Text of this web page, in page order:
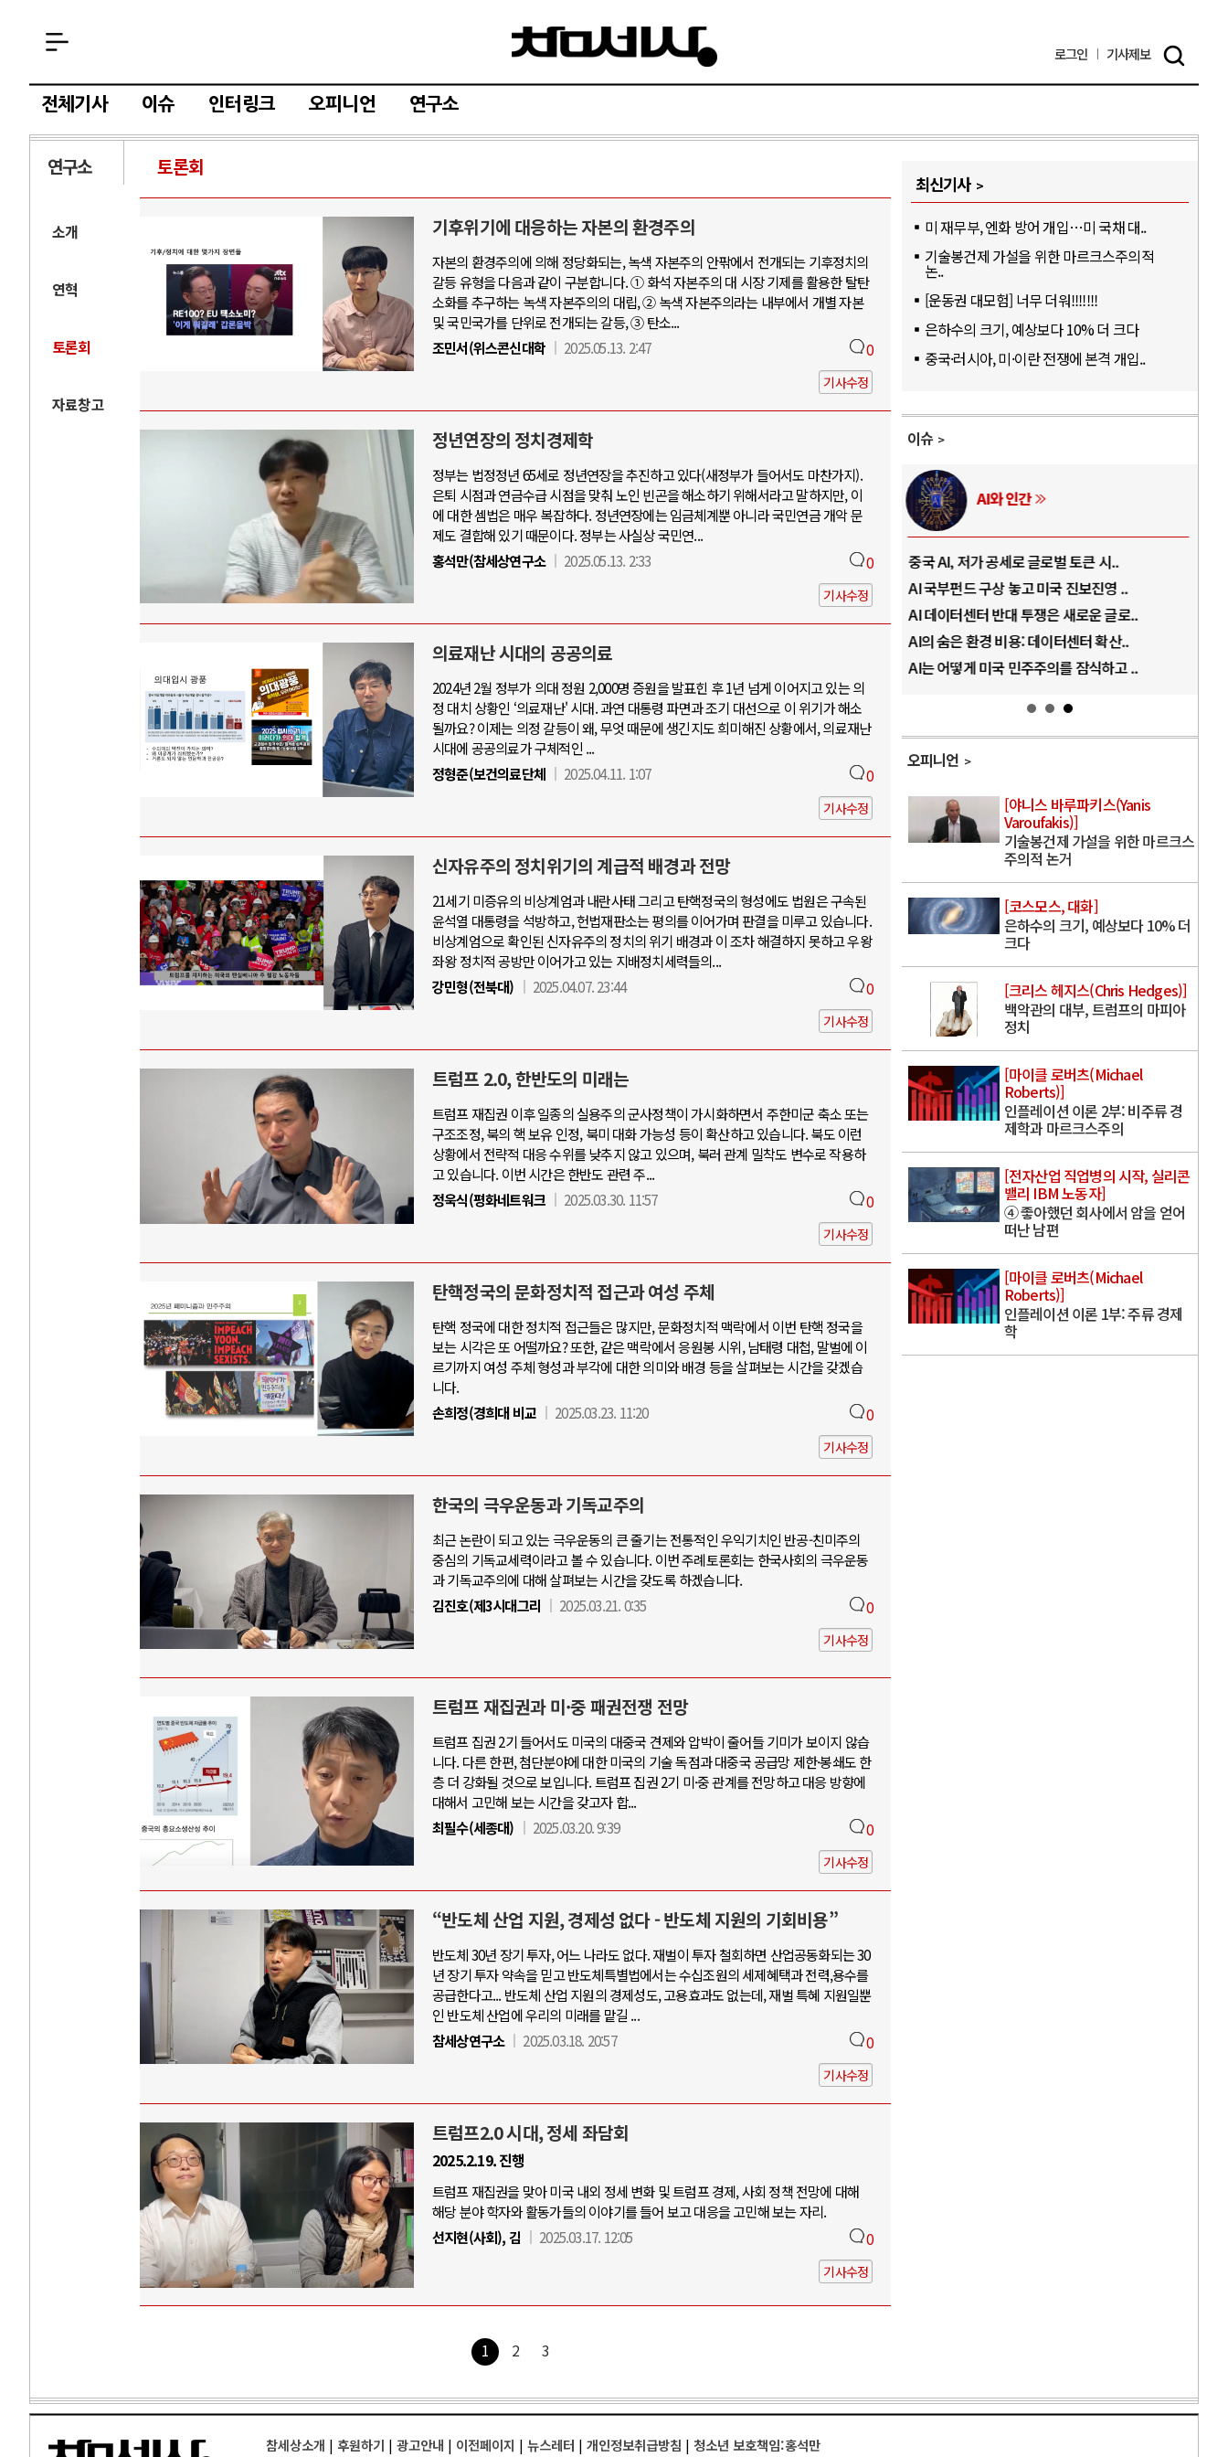
로그인 기사제보
전체기사 이슈 인터링크 오피니언 연구소
연구소 토론회
소개
연혁
토론회
자료창고
기후위기에 대응하는 자본의 환경주의
자본의 환경주의에 의해 정당화되는, 녹색 자본주의 안팎에서 전개되는 기후정치의
갈등 유형을 다음과 같이 구분합니다. ① 화석 자본주의 대 시장 기제를 활용한 탈탄
소화를 추구하는 녹색 자본주의의 대립, ② 녹색 자본주의라는 내부에서 개별 자본
및 국민국가를 단위로 전개되는 갈등, ③ 탄소...
조민서(위스콘신대학
2025.05.13. 2:47 0
기사수정
정년연장의 정치경제학
정부는 법정정년 65세로 정년연장을 추진하고 있다(새정부가 들어서도 마찬가지).
은퇴 시점과 연금수급 시점을 맞춰 노인 빈곤을 해소하기 위해서라고 말하지만, 이
에 대한 셈법은 매우 복잡하다. 정년연장에는 임금체계뿐 아니라 국민연금 개악 문
제도 결합해 있기 때문이다. 정부는 사실상 국민연...
홍석만(참세상연구소
2025.05.13. 2:33 0
기사수정
의료재난 시대의 공공의료
2024년 2월 정부가 의대 정원 2,000명 증원을 발표힌 후 1년 넘게 이어지고 있는 의
정 대치 상황인 ‘의료재난' 시대. 과연 대통령 파면과 조기 대선으로 이 위기가 해소
될까요? 이제는 의정 갈등이 왜, 무엇 때문에 생긴지도 희미해진 상황에서, 의료재난
시대에 공공의료가 구체적인 ...
정형준(보건의료단체
2025.04.11. 1:07 0
기사수정
신자유주의 정치위기의 계급적 배경과 전망
21세기 미증유의 비상계엄과 내란사태 그리고 탄핵정국의 형성에도 법원은 구속된
윤석열 대통령을 석방하고, 헌법재판소는 평의를 이어가며 판결을 미루고 있습니다.
비상계엄으로 확인된 신자유주의 정치의 위기 배경과 이 조차 해결하지 못하고 우왕
좌왕 정치적 공방만 이어가고 있는 지배정치세력들의...
강민형(전북대)
2025.04.07. 23:44 0
기사수정
트럼프 2.0, 한반도의 미래는
트럼프 재집권 이후 일종의 실용주의 군사정책이 가시화하면서 주한미군 축소 또는
구조조정, 북의 핵 보유 인정, 북미 대화 가능성 등이 확산하고 있습니다. 북도 이런
상황에서 전략적 대응 수위를 낮추지 않고 있으며, 북러 관계 밀착도 변수로 작용하
고 있습니다. 이번 시간은 한반도 관련 주...
정욱식(평화네트워크
2025.03.30. 11:57 0
기사수정
탄핵정국의 문화정치적 접근과 여성 주체
탄핵 정국에 대한 정치적 접근들은 많지만, 문화정치적 맥락에서 이번 탄핵 정국을
보는 시각은 또 어떨까요? 또한, 같은 맥락에서 응원봉 시위, 남태령 대첩, 말벌에 이
르기까지 여성 주체 형성과 부각에 대한 의미와 배경 등을 살펴보는 시간을 갖겠습
니다.
손희정(경희대 비교
2025.03.23. 11:20 0
기사수정
한국의 극우운동과 기독교주의
최근 논란이 되고 있는 극우운동의 큰 줄기는 전통적인 우익기치인 반공-친미주의
중심의 기독교세력이라고 볼 수 있습니다. 이번 주례토론회는 한국사회의 극우운동
과 기독교주의에 대해 살펴보는 시간을 갖도록 하겠습니다.
김진호(제3시대그리
2025.03.21. 0:35 0
기사수정
트럼프 재집권과 미·중 패권전쟁 전망
트럼프 집권 2기 들어서도 미국의 대중국 견제와 압박이 줄어들 기미가 보이지 않습
니다. 다른 한편, 첨단분야에 대한 미국의 기술 독점과 대중국 공급망 제한·봉쇄도 한
층 더 강화될 것으로 보입니다. 트럼프 집권 2기 미·중 관계를 전망하고 대응 방향에
대해서 고민해 보는 시간을 갖고자 합...
최필수(세종대)
2025.03.20. 9:39 0
기사수정
“반도체 산업 지원, 경제성 없다 - 반도체 지원의 기회비용”
반도체 30년 장기 투자, 어느 나라도 없다. 재벌이 투자 철회하면 산업공동화되는 30
년 장기 투자 약속을 믿고 반도체특별법에서는 수십조원의 세제혜택과 전력,용수를
공급한다고... 반도체 산업 지원의 경제성도, 고용효과도 없는데, 재벌 특혜 지원일뿐
인 반도체 산업에 우리의 미래를 맡길 ...
참세상연구소
2025.03.18. 20:57 0
기사수정
트럼프2.0 시대, 정세 좌담회
2025.2.19. 진행
트럼프 재집권을 맞아 미국 내외 정세 변화 및 트럼프 경제, 사회 정책 전망에 대해
해당 분야 학자와 활동가들의 이야기를 들어 보고 대응을 고민해 보는 자리.
선지현(사회), 김
2025.03.17. 12:05 0
기사수정
1 2 3
최신기사
미 재무부, 엔화 방어 개입…미 국채 대..
기술봉건제 가설을 위한 마르크스주의적
논..
[운동권 대모험] 너무 더워!!!!!!!
은하수의 크기, 예상보다 10% 더 크다
중국·러시아, 미·이란 전쟁에 본격 개입..
이슈
중국 AI, 저가 공세로 글로벌 토큰 시..
AI 국부펀드 구상 놓고 미국 진보진영 ..
러시아-우크라이나 전쟁
전쟁의 추상화: 우크라이나, 대리전의 역..
EU·우크라이나 드론 협력 직후, 러시아..
우크라이나, 덴마크, 에스토니아, 네덜란..
러·우크라, 대규모 공습 주고받아…민간 ..
중동 위기
호르무즈 갈등 격화, 트럼프 정치·경제 ..
호르무즈 해협 통행료를 철회한 트럼프
이란, 호르무즈 해협 봉쇄 선택한 배경
AI와 인간
중국 AI, 저가 공세로 글로벌 토큰 시..
AI 국부펀드 구상 놓고 미국 진보진영 ..
AI 데이터센터 반대 투쟁은 새로운 글로..
AI의 숨은 환경 비용: 데이터센터 확산..
AI는 어떻게 미국 민주주의를 잠식하고 ..
오피니언
[야니스 바루파키스(Yanis
Varoufakis)]
기술봉건제 가설을 위한 마르크스
주의적 논거
[코스모스, 대화]
은하수의 크기, 예상보다 10% 더
크다
[크리스 헤지스(Chris Hedges)]
백악관의 대부, 트럼프의 마피아
정치
[마이클 로버츠(Michael
Roberts)]
인플레이션 이론 2부: 비주류 경
제학과 마르크스주의
[전자산업 직업병의 시작, 실리콘
밸리 IBM 노동자]
④ 좋아했던 회사에서 암을 얻어
떠난 남편
[마이클 로버츠(Michael
Roberts)]
인플레이션 이론 1부: 주류 경제
학
참세상소개 | 후원하기 | 광고안내 | 이전페이지 | 뉴스레터 | 개인정보취급방침 | 청소년 보호책임:홍석만